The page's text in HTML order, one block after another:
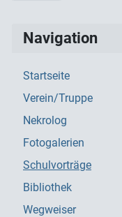
Navigation
Startseite
Verein/Truppe
Nekrolog
Fotogalerien
Schulvorträge
Bibliothek
Wegweiser